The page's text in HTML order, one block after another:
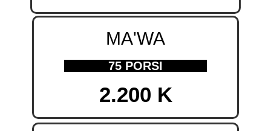
MA'WA
75 PORSI
2.200 K